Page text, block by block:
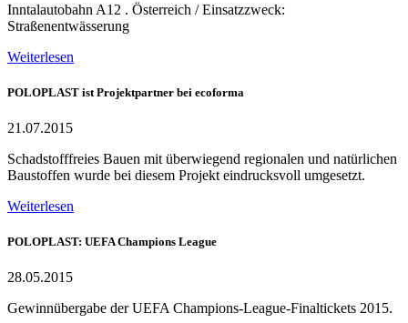
Inntalautobahn A12 . Österreich / Einsatzzweck:
Straßenentwässerung
Weiterlesen
POLOPLAST ist Projektpartner bei ecoforma
21.07.2015
Schadstofffreies Bauen mit überwiegend regionalen und natürlichen
Baustoffen wurde bei diesem Projekt eindrucksvoll umgesetzt.
Weiterlesen
POLOPLAST: UEFA Champions League
28.05.2015
Gewinnübergabe der UEFA Champions-League-Finaltickets 2015.